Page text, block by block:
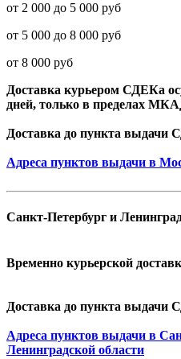
от 2 000 до 5 000 руб
от 5 000 до 8 000 руб
от 8 000 руб
Доставка курьером СДЕКа
дней, только в пределах
Доставка до пункта выдачи
Адреса пунктов выдачи в
Санкт-Петербург и
Временно курьерской
Доставка до пункта выдачи
Адреса пунктов выдачи в
Ленинградской области